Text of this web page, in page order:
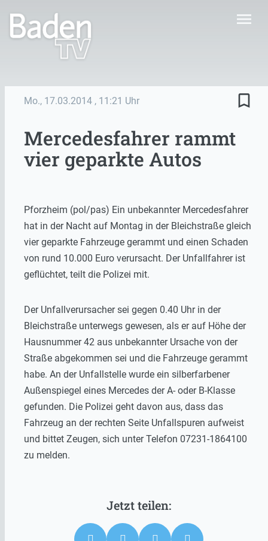
menu
Mo., 17.03.2014 , 11:21 Uhr bookmark_border
Mercedesfahrer rammt
vier geparkte Autos
Pforzheim (pol/pas) Ein unbekannter Mercedesfahrer
hat in der Nacht auf Montag in der Bleichstraße gleich
vier geparkte Fahrzeuge gerammt und einen Schaden
von rund 10.000 Euro verursacht. Der Unfallfahrer ist
geflüchtet, teilt die Polizei mit.
Der Unfallverursacher sei gegen 0.40 Uhr in der
Bleichstraße unterwegs gewesen, als er auf Höhe der
Hausnummer 42 aus unbekannter Ursache von der
Straße abgekommen sei und die Fahrzeuge gerammt
habe. An der Unfallstelle wurde ein silberfarbener
Außenspiegel eines Mercedes der A- oder B-Klasse
gefunden. Die Polizei geht davon aus, dass das
Fahrzeug an der rechten Seite Unfallspuren aufweist
und bittet Zeugen, sich unter Telefon 07231-1864100
zu melden.